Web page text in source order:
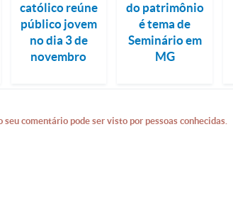
católico reúne
público jovem
no dia 3 de
novembro
do patrimônio
é tema de
Seminário em
MG
comentário pode ser visto por pessoas conhecidas.